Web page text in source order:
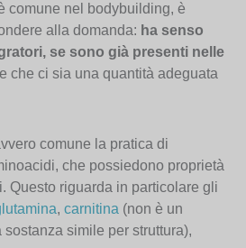
comune nel bodybuilding, è
alla domanda: ha senso
se sono già presenti nelle
che ci sia una quantità adeguata
comune la pratica di
che possiedono proprietà
Questo riguarda in particolare gli
, carnitina (non è un
simile per struttura),